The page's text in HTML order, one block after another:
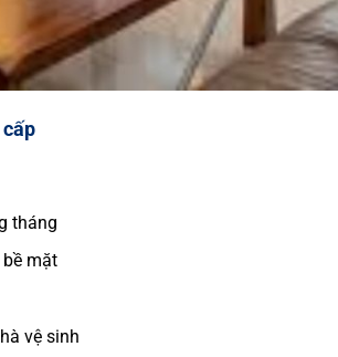
tháng
mặt
vệ sinh